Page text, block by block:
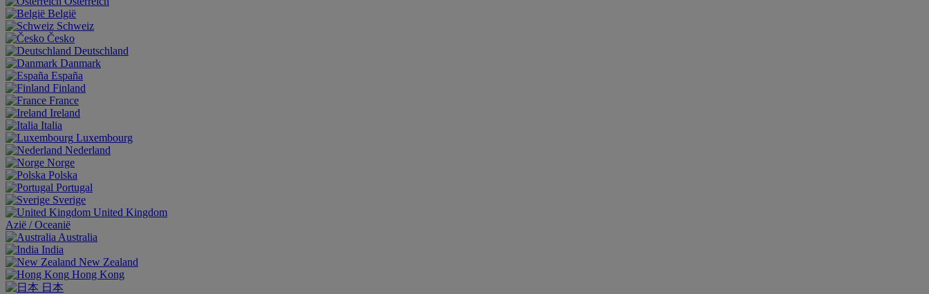
België
Schweiz
Česko
Deutschland
Danmark
España
Finland
France
Ireland
Italia
Luxembourg
Nederland
Norge
Polska
Portugal
Sverige
United Kingdom
Aziё / Oceaniё
Australia
India
New Zealand
Hong Kong
日本